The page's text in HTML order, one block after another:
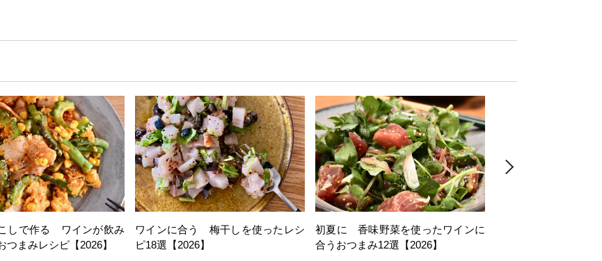
しで作る ワインが飲み
つまみレシピ【2026】
ワインに合う 梅干しを使ったレシ
ピ18選【2026】
初夏に 香味野菜を使ったワインに
合うおつまみ12選【2026】